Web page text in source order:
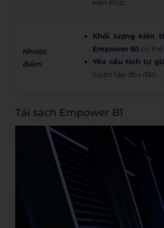
kiến thức.
Nhược
điểm
Khối lượng kiến
Empower B1 có thể
Yêu cầu tính tự
luyện tập đều đặn.
Tải sách Empower B1